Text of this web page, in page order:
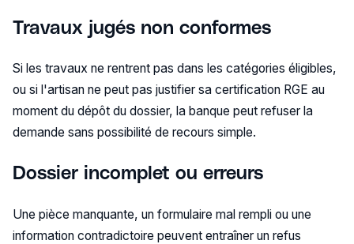
Travaux jugés non conformes
Si les travaux ne rentrent pas dans les catégories éligibles,
ou si l'artisan ne peut pas justifier sa certification RGE au
moment du dépôt du dossier, la banque peut refuser la
demande sans possibilité de recours simple.
Dossier incomplet ou erreurs
Une pièce manquante, un formulaire mal rempli ou une
information contradictoire peuvent entraîner un refus